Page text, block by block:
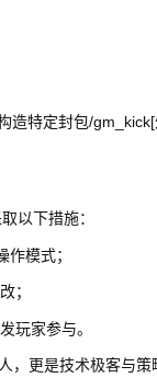
造特定封包/
以下措施：
模式；
；
玩家参与。
，更是技术极客与